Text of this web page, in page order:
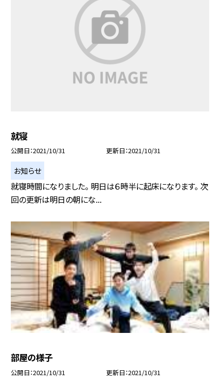
就寝
公開日 2021/10/31 更新日 2021/10/31
お知らせ
就寝時間になりました。 明日は６時半に起床になります。 次
回の更新は明日の朝にな...
部屋の様子
公開日 2021/10/31 更新日 2021/10/31